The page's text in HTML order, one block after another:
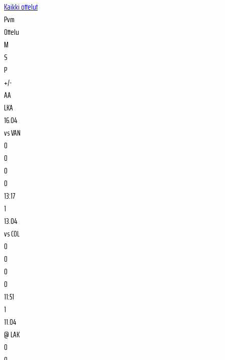
Kaikki ottelut
Pvm
Ottelu
M
S
P
+/-
AA
LKA
16.04
vsVAN
0
0
0
0
13:17
1
13.04
vsCOL
0
0
0
0
11:51
1
11.04
@LAK
0